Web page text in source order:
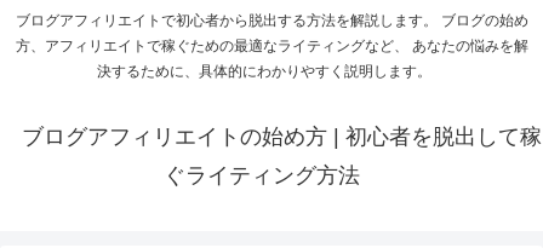
ブログアフィリエイトで初心者から脱出する方法を解説します。 ブログの始め
方、アフィリエイトで稼ぐための最適なライティングなど、 あなたの悩みを解
決するために、具体的にわかりやすく説明します。
ブログアフィリエイトの始め方 | 初心者を脱出して稼
ぐライティング方法